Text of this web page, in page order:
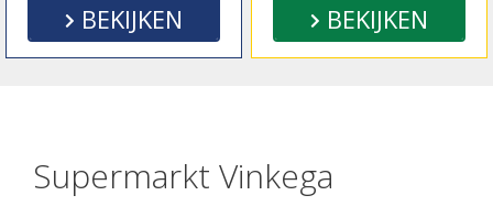
BEKIJKEN BEKIJKEN
Supermarkt Vinkega